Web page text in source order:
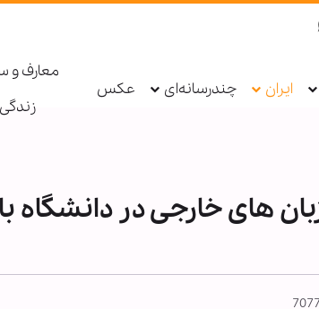
ایران چندرسانه‌ای عکس
معارف و
زندگی
های خارجی در دانشگاه